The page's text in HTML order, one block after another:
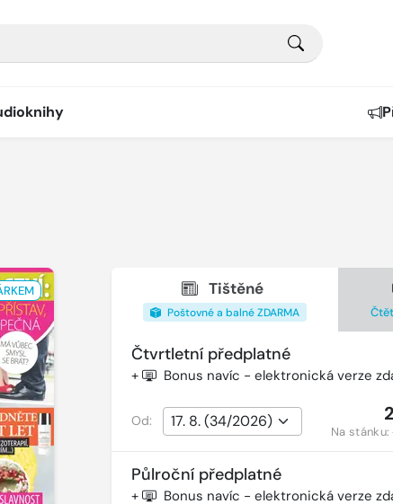
Tištěné
Poštovné a balné ZDARMA
Čtvrtletní předplatné
+ Bonus navíc - elektronická verze
Od:
Na stánku:
Půlroční předplatné
+ Bonus navíc - elektronická verze